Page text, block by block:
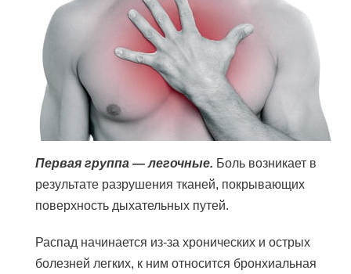
Первая группа — легочные. Боль возникает в
результате разрушения тканей, покрывающих
поверхность дыхательных путей.
Распад начинается из-за хронических и острых
болезней легких, к ним относится бронхиальная